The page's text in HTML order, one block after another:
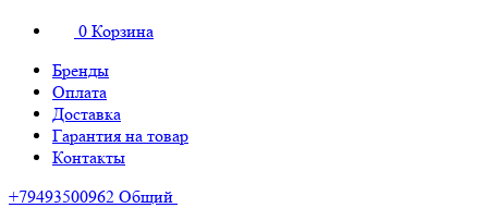
0 Корзина
Бренды
Оплата
Доставка
Гарантия на товар
Контакты
+79493500962 Общий